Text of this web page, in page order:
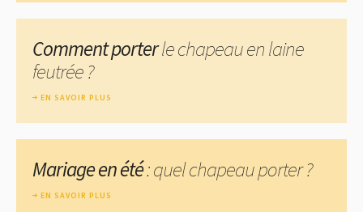
Comment porterle chapeau en laine
feutrée ?
EN SAVOIR PLUS
Mariage en été: quel chapeau porter ?
EN SAVOIR PLUS